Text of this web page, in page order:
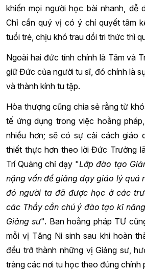
khiến mọi người học bài nhanh, dễ
Chỉ cần quý vị có ý chí quyết tâm
tuổi trẻ, chịu khó trau dồi tri thức thì
Ngoài hai đức tính chính là Tâm và
giữ Đức của người tu sĩ, đó chính là
và thành kính tu tập.
Hòa thượng cũng chia sẻ rằng từ
tế ứng dụng trong việc hoằng
nhiều hơn; sẽ có sự cải cách giáo
thiết thực hơn theo lời Đức Trưởng
Trí Quảng chỉ dạy "Lớp đào tạo
nặng vấn đề giảng dạy giáo lý quá
đó người ta đã được học ở các
các Thầy cần chú ý đào tạo kĩ
Giảng sư". Ban hoằng pháp TƯ
mỗi vị Tăng Ni sinh sau khi hoàn
đều trở thành những vị Giảng sư,
tràng các nơi tu học theo đúng chính